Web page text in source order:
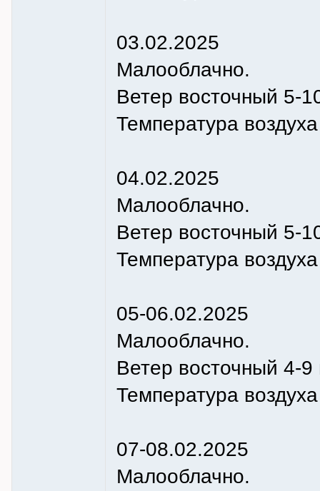
03.02.2025
Малооблачно.
Ветер восточный 5-
Температура
04.02.2025
Малооблачно.
Ветер восточный 5-
Температура
05-06.02.2025
Малооблачно.
Ветер восточный 4-9
Температура
07-08.02.2025
Малооблачно.